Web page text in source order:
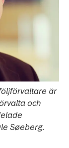
är
och
Søeberg.